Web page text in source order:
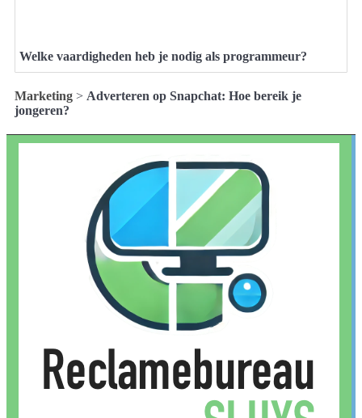
Welke vaardigheden heb je nodig als programmeur?
Marketing > Adverteren op Snapchat: Hoe bereik je
jongeren?